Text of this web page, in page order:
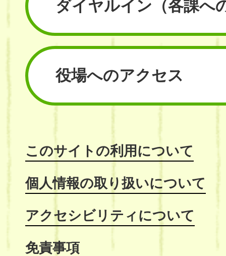
ダイヤルイン （各課へ
役場へのアクセス
このサイトの利用について
個人情報の取り扱いについて
アクセシビリティについて
免責事項